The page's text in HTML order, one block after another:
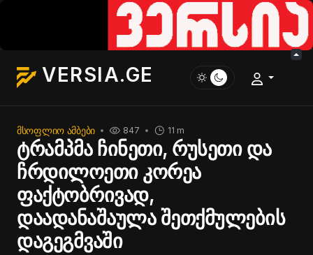
VERSIA.GE
ᲛᲡᲝᲤᲚᲘᲝ ᲐᲛᲑᲔᲑᲘ 11 m
847
ტრამპმა ჩინეთი, რუსეთი და
ჩრდილოეთი კორეა
ფაქტობრივად,
დაადანაშაულა შეთქმულების
დაგეგმვაში